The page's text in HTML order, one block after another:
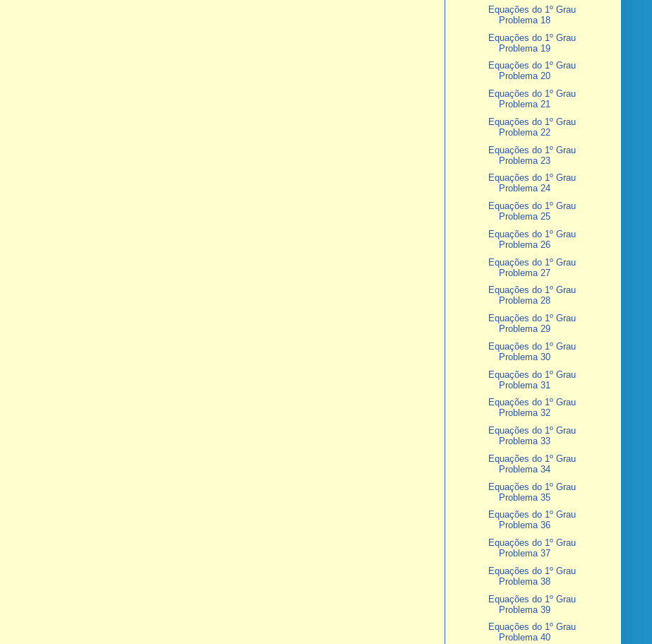
Equações do 1º Grau
Problema 18
Equações do 1º Grau
Problema 19
Equações do 1º Grau
Problema 20
Equações do 1º Grau
Problema 21
Equações do 1º Grau
Problema 22
Equações do 1º Grau
Problema 23
Equações do 1º Grau
Problema 24
Equações do 1º Grau
Problema 25
Equações do 1º Grau
Problema 26
Equações do 1º Grau
Problema 27
Equações do 1º Grau
Problema 28
Equações do 1º Grau
Problema 29
Equações do 1º Grau
Problema 30
Equações do 1º Grau
Problema 31
Equações do 1º Grau
Problema 32
Equações do 1º Grau
Problema 33
Equações do 1º Grau
Problema 34
Equações do 1º Grau
Problema 35
Equações do 1º Grau
Problema 36
Equações do 1º Grau
Problema 37
Equações do 1º Grau
Problema 38
Equações do 1º Grau
Problema 39
Equações do 1º Grau
Problema 40